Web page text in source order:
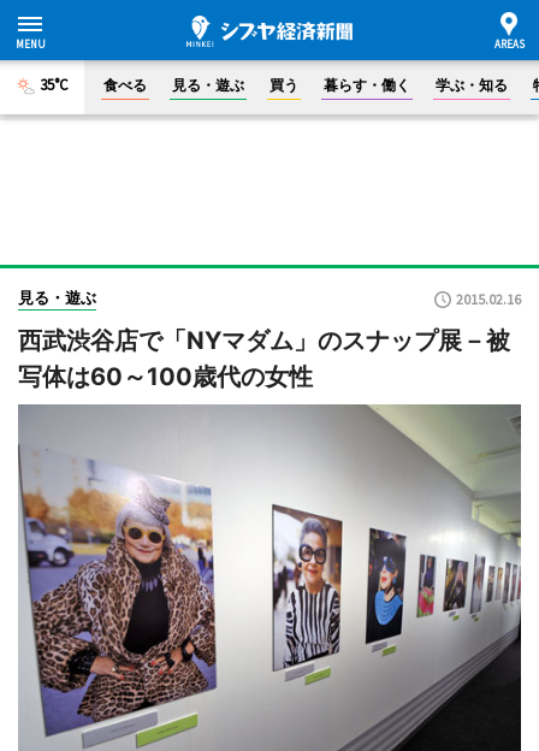
35°C 食べる 見る・遊ぶ 買う 暮らす・働く 学ぶ・知る
見る・遊ぶ 2015.02.16
西武渋谷店で「NYマダム」のスナップ展－被
写体は60～100歳代の女性